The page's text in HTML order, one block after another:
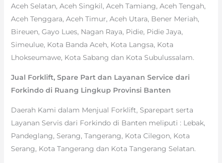
Aceh Selatan, Aceh Singkil, Aceh Tamiang, Aceh Tengah,
Aceh Tenggara, Aceh Timur, Aceh Utara, Bener Meriah,
Bireuen, Gayo Lues, Nagan Raya, Pidie, Pidie Jaya,
Simeulue, Kota Banda Aceh, Kota Langsa, Kota
Lhokseumawe, Kota Sabang dan Kota Subulussalam.
Jual Forklift, Spare Part dan Layanan Service dari
Forkindo di Ruang Lingkup Provinsi Banten
Daerah Kami dalam Menjual Forklift, Sparepart serta
Layanan Servis dari Forkindo di Banten meliputi : Lebak,
Pandeglang, Serang, Tangerang, Kota Cilegon, Kota
Serang, Kota Tangerang dan Kota Tangerang Selatan.